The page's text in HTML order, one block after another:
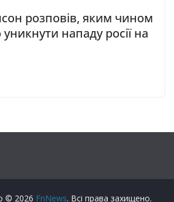
розповів, яким чином
нападу росії на
© 2026 FnNews. Всі права захищено.